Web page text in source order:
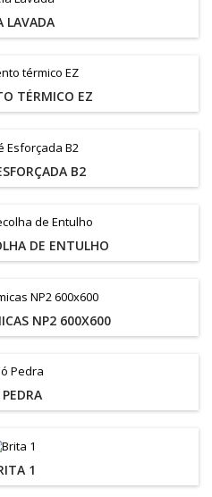
LAVADA
TÉRMICO EZ
B2
DE ENTULHO
NP2 600X600
1